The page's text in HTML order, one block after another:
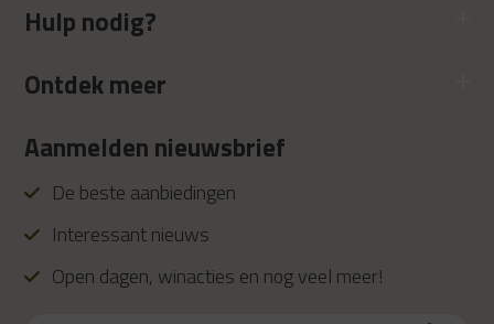
Hulp nodig?
Ontdek meer
Aanmelden nieuwsbrief
De beste aanbiedingen
Interessant nieuws
Open dagen, winacties en nog veel meer!